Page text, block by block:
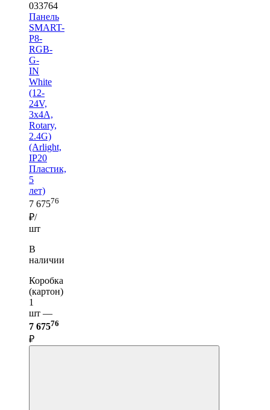
033764
Панель
SMART-
P8-
RGB-
G-
IN
White
(12-
24V,
3x4A,
Rotary,
2.4G)
(Arlight,
IP20
Пластик,
5
лет)
7 67576
₽/
шт
В
наличии
Коробка
(картон)
1
шт —
7 67576
₽